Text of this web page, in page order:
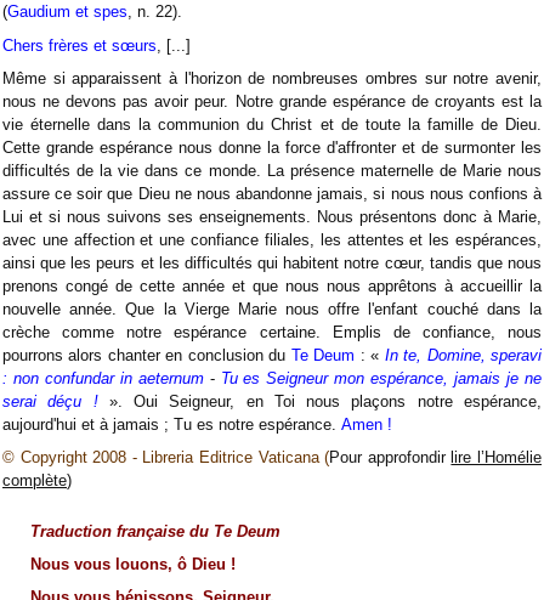
(Gaudium et spes, n. 22).
Chers frères et sœurs , [...]
Même si apparaissent à l'horizon de nombreuses ombres sur notre avenir,
nous ne devons pas avoir peur. Notre grande espérance de croyants est la
vie éternelle dans la communion du Christ et de toute la famille de Dieu.
Cette grande espérance nous donne la force d'affronter et de surmonter les
difficultés de la vie dans ce monde. La présence maternelle de Marie nous
assure ce soir que Dieu ne nous abandonne jamais, si nous nous confions à
Lui et si nous suivons ses enseignements. Nous présentons donc à Marie,
avec une affection et une confiance filiales, les attentes et les espérances,
ainsi que les peurs et les difficultés qui habitent notre cœur, tandis que nous
prenons congé de cette année et que nous nous apprêtons à accueillir la
nouvelle année. Que la Vierge Marie nous offre l'enfant couché dans la
crèche comme notre espérance certaine. Emplis de confiance, nous
pourrons alors chanter en conclusion du Te Deum : « In te, Domine, speravi
: non confundar in aeternum- Tu es Seigneur mon espérance, jamais je ne
serai déçu !». Oui Seigneur, en Toi nous plaçons notre espérance,
aujourd'hui et à jamais ; Tu es notre espérance. Amen !
© Copyright 2008 - Libreria Editrice Vaticana(Pour approfondir lire l’Homélie
complète)
Traduction française du Te Deum
Nous vous louons, ô Dieu !